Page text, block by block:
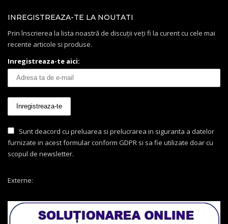
INREGISTREAZA-TE LA NOUTATI
Prin înscrierea la lista noastră de discuții veți fi la curent cu cele mai
recente articole si produse.
Inregistreaza-te aici:
Sunt deacord cu preluarea si prelucrarea in siguranta a datelor
furnizate in acest formular conform GDPR si sa fie utilizate doar cu
scopul de newsletter.
Externe: